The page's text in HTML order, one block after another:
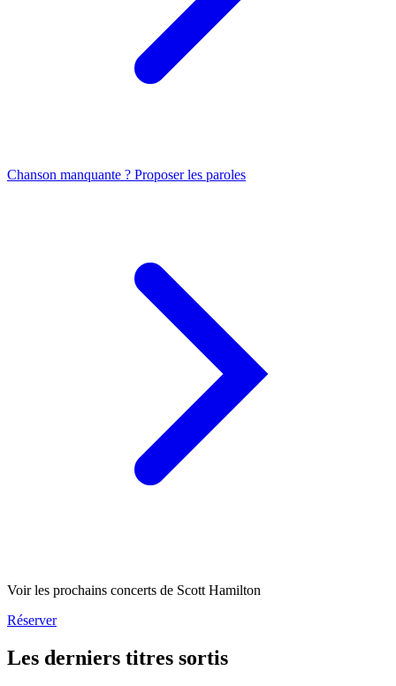
Chanson manquante ? Proposer les paroles
Voir les prochains concerts de Scott Hamilton
Réserver
Les derniers titres sortis